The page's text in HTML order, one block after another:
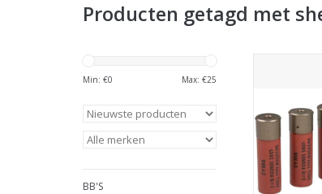
Producten getagd met
Min: €0 Max: €25
BB'S